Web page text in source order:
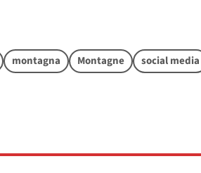
montagna Montagne social media